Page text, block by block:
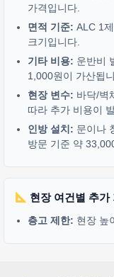
가격입니다.
면적 기준: ALC 1
크기입니다.
기타 비용: 운반비
1,000원이 가산됩
현장 변수: 바닥/벽
따라 추가 비용이
인방 설치: 문이나
방문 기준 약
현장 여건별 추가
층고 제한: 현장 높